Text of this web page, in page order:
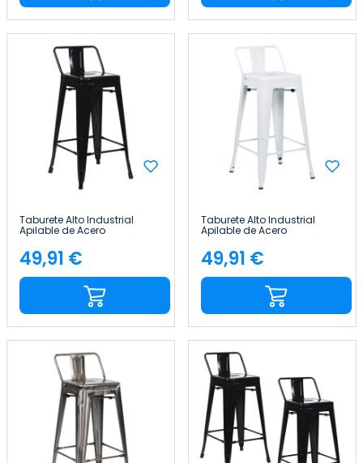
Taburete Alto Industrial
Apilable de Acero
Precio
49,91 €
Taburete Alto Industrial
Apilable de Acero
Precio
49,91 €